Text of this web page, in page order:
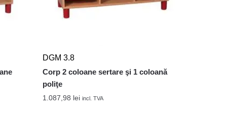
DGM 3.8
Corp 2 coloane sertare şi 1 coloană
poliţe
1.087,98 lei incl. TVA